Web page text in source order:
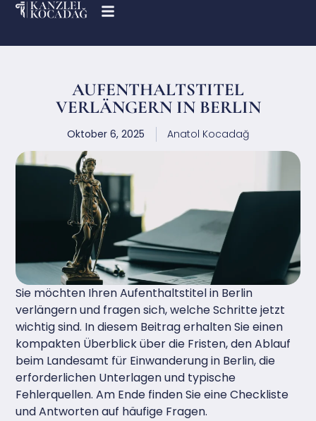
AUFENTHALTSTITEL
VERLÄNGERN IN BERLIN
Oktober 6, 2025 Anatol Kocadağ
Sie möchten Ihren Aufenthaltstitel in Berlin
verlängern und fragen sich, welche Schritte jetzt
wichtig sind. In diesem Beitrag erhalten Sie einen
kompakten Überblick über die Fristen, den Ablauf
beim Landesamt für Einwanderung in Berlin, die
erforderlichen Unterlagen und typische
Fehlerquellen. Am Ende finden Sie eine Checkliste
und Antworten auf häufige Fragen.